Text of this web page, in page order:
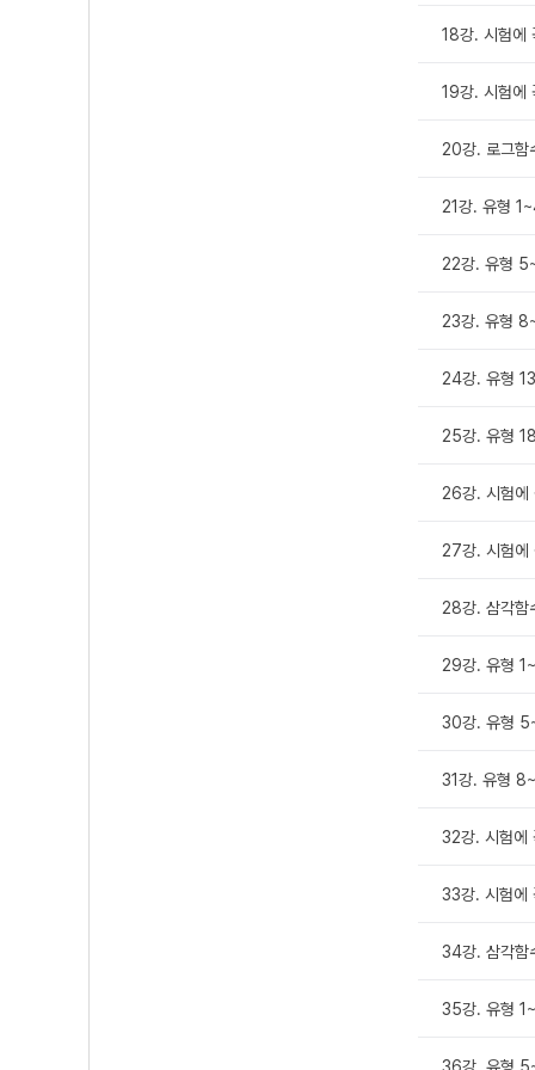
18강. 시험에
19강. 시험에
20강. 로그함
21강. 유형
22강. 유형
23강. 유형
24강. 유형
25강. 유형
26강. 시험에
27강. 시험에
28강. 삼각함
29강. 유형
30강. 유형
31강. 유형
32강. 시험에
33강. 시험에
34강. 삼각함
35강. 유형
36강. 유형